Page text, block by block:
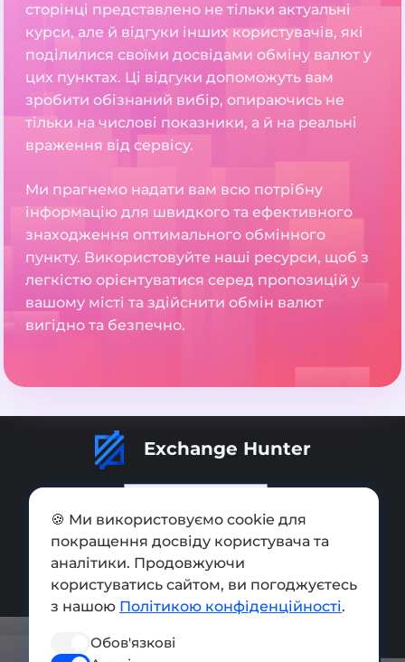
сторінці представлено не тільки актуальні
курси, але й відгуки інших користувачів, які
поділилися своїми досвідами обміну валют у
цих пунктах. Ці відгуки допоможуть вам
зробити обізнаний вибір, опираючись не
тільки на числові показники, а й на реальні
враження від сервісу.
Ми прагнемо надати вам всю потрібну
інформацію для швидкого та ефективного
знаходження оптимального обмінного
пункту. Використовуйте наші ресурси, щоб з
легкістю орієнтуватися серед пропозицій у
вашому місті та здійснити обмін валют
вигідно та безпечно.
Exchange Hunter
Додати обмінник
Мапа сайту
Press kit
Умови використання
🍪 Ми використовуємо cookie для
покращення досвіду користувача та
аналітики. Продовжуючи
користуватись сайтом, ви погоджуєтесь
з нашою Політикою конфіденційності.
Обов'язкові